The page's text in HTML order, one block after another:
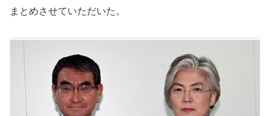
まとめさせていただいた。